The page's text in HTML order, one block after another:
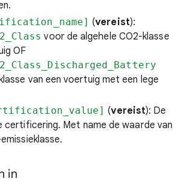
(vereist):
voor de algehele CO2-klasse
OF
van een voertuig met een lege
(vereist): De
certificering. Met name de waarde van
in